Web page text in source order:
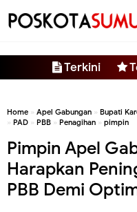
Terkini
Home » Apel Gabungan » Bupati
» PAD » PBB » Penagihan » pimpin
Pimpin Apel
Harapkan
PBB Demi